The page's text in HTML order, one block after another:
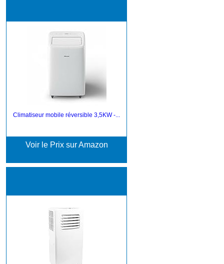
Climatiseur mobile réversible 3,5KW -...
Voir le Prix sur Amazon